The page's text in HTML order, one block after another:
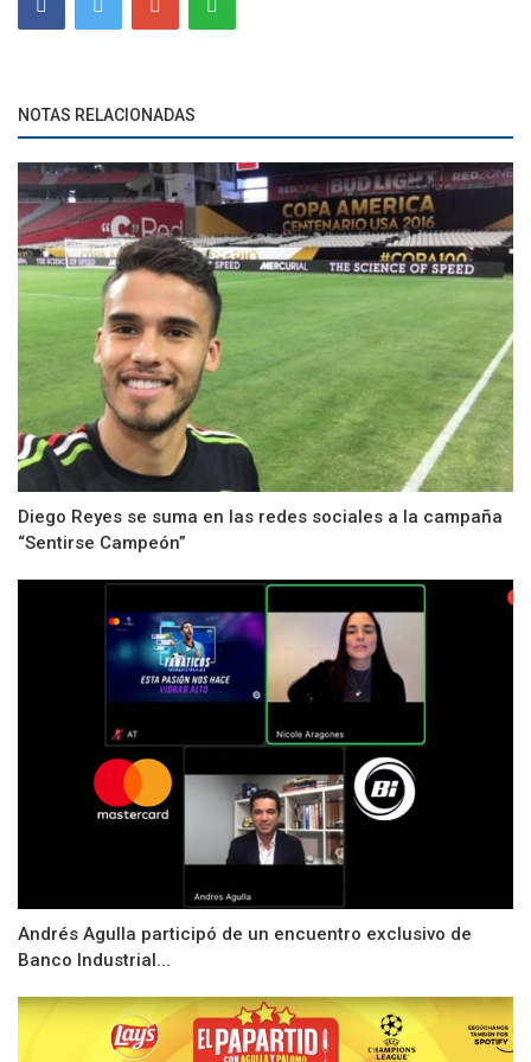
NOTAS RELACIONADAS
Diego Reyes se suma en las redes sociales a la campaña
“Sentirse Campeón”
Andrés Agulla participó de un encuentro exclusivo de
Banco Industrial...